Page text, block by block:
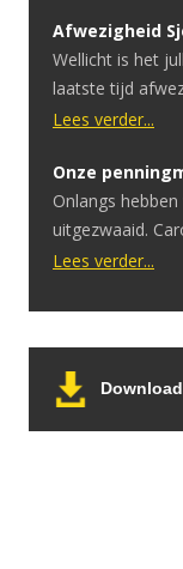
Afwezigheid
Wellicht is het
laatste tijd
reden hiervoor
heeft hij hier
Ondanks dat de
spraak en
Lees verder...
Onze
Onlangs
uitgezwaaid.
periode het
om vervolgens
bleven de vaste
belangrijk
van de verkoop
Lees verder...